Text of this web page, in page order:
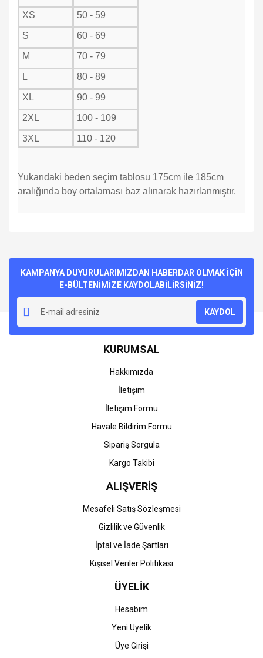
XS 50 - 59
S 60 - 69
M 70 - 79
L 80 - 89
XL 90 - 99
2XL 100 - 109
3XL 110 - 120
Yukarıdaki beden seçim tablosu 175cm ile 185cm
aralığında boy ortalaması baz alınarak hazırlanmıştır.
Yorum Yaz
kullanarak tarafımıza iletebilirsiniz.
Görüş ve önerileriniz için teşekkür ederiz.
Ürün resmi kalitesiz, bozuk veya görüntülenemiyor.
Ürün açıklamasında eksik bilgiler bulunuyor.
Ürün bilgilerinde hatalar bulunuyor.
Ürün fiyatı diğer sitelerden daha pahalı.
Gönder
KAMPANYA DUYURULARIMIZDAN HABERDAR OLMAK İÇİN
E-BÜLTENİMİZE KAYDOLABİLİRSİNİZ!
KAYDOL
KURUMSAL
Hakkımızda
İletişim
İletişim Formu
Havale Bildirim Formu
Sipariş Sorgula
Kargo Takibi
ALIŞVERİŞ
Mesafeli Satış Sözleşmesi
Gizlilik ve Güvenlik
İptal ve İade Şartları
Kişisel Veriler Politikası
ÜYELİK
Hesabım
Yeni Üyelik
Üye Girişi